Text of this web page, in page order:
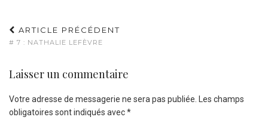
ARTICLE PRÉCÉDENT
# 7 : NATHALIE LEFÈVRE
Laisser un commentaire
Votre adresse de messagerie ne sera pas publiée.
Les champs
obligatoires sont indiqués avec*